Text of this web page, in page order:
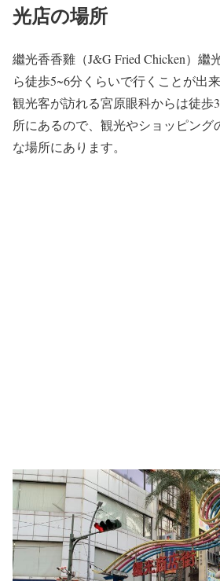
光店の場所
繼光香香雞（J&G Fried Chicken）繼
ら徒歩5~6分くらいで行くことが出
観光客が訪れる宮原眼科からは徒歩
所にあるので、観光やショッピング
な場所にあります。